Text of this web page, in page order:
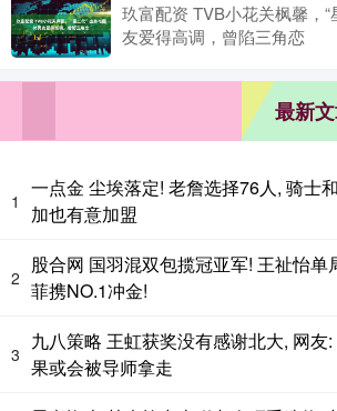
玖富配资 TVB小花关枫馨，“
友爱得高调，曾陷三角恋
最新
1
一点金 尘埃落定! 老詹选择76人, 骑士
加也有意加盟
2
股合网 国羽混双包揽冠亚军! 王祉怡单
菲携NO.1冲金!
3
九八策略 王虹获奖没有感谢北大, 网友
果或会被导师拿走